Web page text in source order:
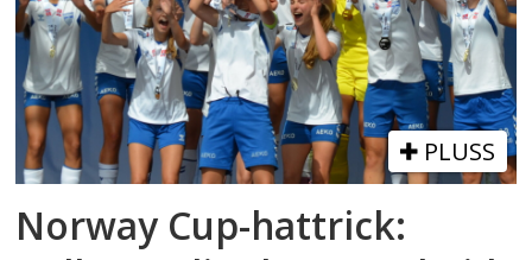
PLUSS
Norway Cup-hattrick: